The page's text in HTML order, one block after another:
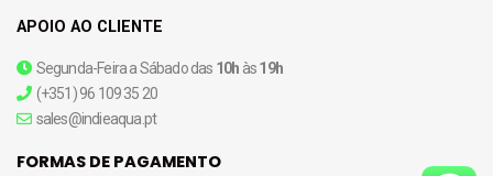
APOIO AO CLIENTE
Segunda-Feira a Sábado das 10h às19h
(+351) 96 109 35 20
sales@indieaqua.pt
FORMAS DE PAGAMENTO